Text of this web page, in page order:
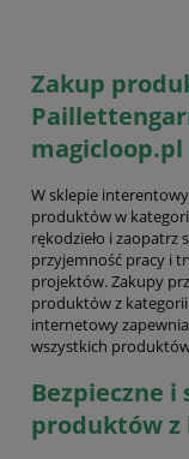
Zakup
magicloop.pl
W sklepie
produktów w
rękodzieło i zaopatrz
przyjemność pracy i
projektów. Zakupy
produktów z kategorii
internetowy zapewnia
wszystkich
Bezpieczne i
produktów